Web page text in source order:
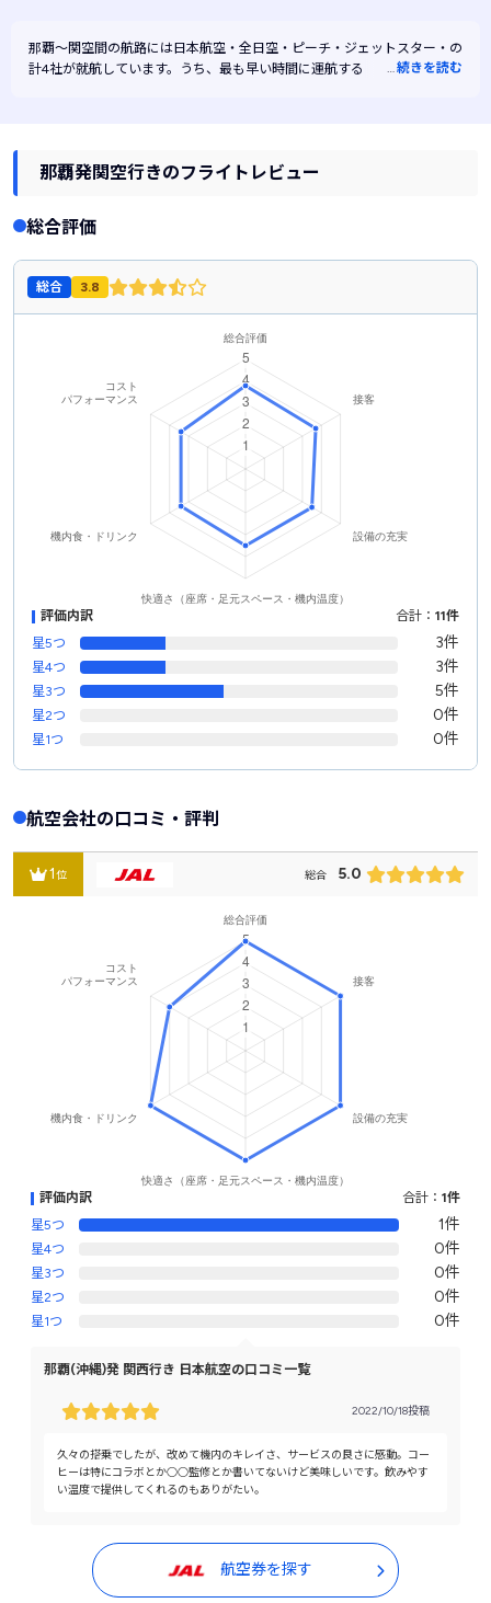
那覇～関空間の航路には 日本航空・ 全日空・ ピーチ・ ジェットスター・ の
計4社が就航しています。うち、最も早い時間に運航するのは07:10、最
…続きを読む
那覇発関空行きのフライトレビュー
総合評価
総合 3.8
評価内訳 合計： 11件
星5つ
3件
星4つ 3件
星3つ 5件
星2つ 0件
星1つ 0件
航空会社の口コミ・評判
1位 総合 5.0
評価内訳 合計： 1件
星5つ
1件
星4つ 0件
星3つ 0件
星2つ 0件
星1つ 0件
那覇(沖縄)発 関西行き 日本航空の口コミ一覧
2022/10/18投稿
久々の搭乗でしたが、改めて機内のキレイさ、サービスの良さに感動。コー
ヒーは特にコラボとか○○監修とか書いてないけど美味しいです。飲みやす
い温度で提供してくれるのもありがたい。
航空券を探す